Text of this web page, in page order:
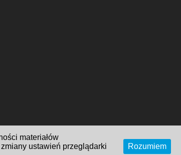
materiałów
ustawień przeglądarki
Rozumiem